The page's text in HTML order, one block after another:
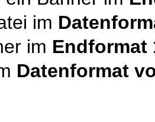
im
im Endformat
Datenformat